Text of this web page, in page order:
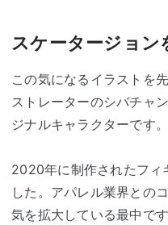
スケータージョン
この気になるイラストを
ストレーターのシバチャ
ジナルキャラクターです。
2020年に制作されたフィ
した。アパレル業界との
気を拡大している最中です